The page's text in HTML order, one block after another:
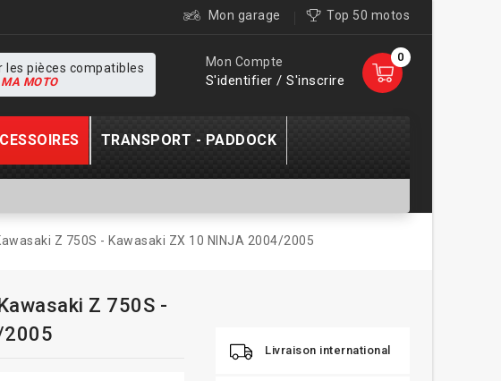
Mon garage Top 50 motos
0
Mon Compte
S'identifier / S'inscrire
les pièces compatibles
MOTO
TRANSPORT - PADDOCK
Z 750S - Kawasaki ZX 10 NINJA 2004/2005
Z 750S -
2005
Livraison international